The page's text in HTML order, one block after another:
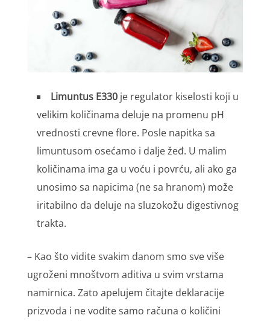
Limuntus E330 je regulator kiselosti koji u
velikim količinama deluje na promenu pH
vrednosti crevne flore. Posle napitka sa
limuntusom osećamo i dalje žeđ. U malim
količinama ima ga u voću i povrću, ali ako ga
unosimo sa napicima (ne sa hranom) može
iritabilno da deluje na sluzokožu digestivnog
trakta.
– Kao što vidite svakim danom smo sve više
ugroženi mnoštvom aditiva u svim vrstama
namirnica. Zato apelujem čitajte deklaracije
prizvoda i ne vodite samo računa o količini